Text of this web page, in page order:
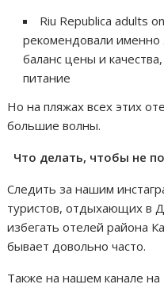
Riu Republica adults
рекомендовали именно
баланс цены и
питание
Но на пляжах всех этих
большие волны.
Что делать, чтобы не
Следить за нашим
туристов, отдыхающих в
избегать отелей района
бывает довольно часто.
Также на нашем канале